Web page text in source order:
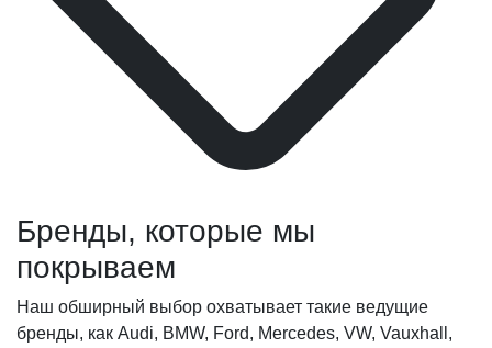
Бренды, которые мы
покрываем
Наш обширный выбор охватывает такие ведущие
бренды, как Audi, BMW, Ford, Mercedes, VW, Vauxhall,